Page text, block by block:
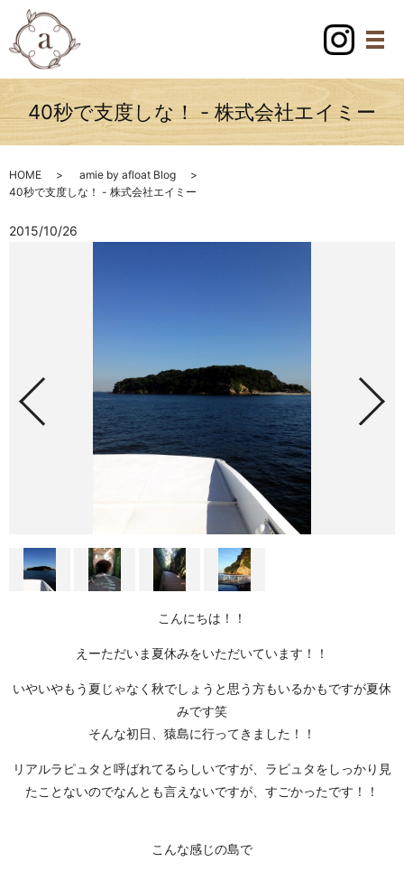
40秒で支度しな！ - 株式会社エイミー
HOME
amie by afloat Blog
40秒で支度しな！ - 株式会社エイミー
2015/10/26
こんにちは！！
えーただいま夏休みをいただいています！！
いやいやもう夏じゃなく秋でしょうと思う方もいるかもですが夏休
みです笑
そんな初日、猿島に行ってきました！！
リアルラピュタと呼ばれてるらしいですが、ラピュタをしっかり見
たことないのでなんとも言えないですが、すごかったです！！
こんな感じの島で